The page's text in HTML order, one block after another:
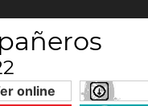
online